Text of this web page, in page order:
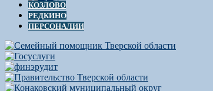
КОЗЛОВО
РЕДКИНО
ПЕРСОНАЛИИ